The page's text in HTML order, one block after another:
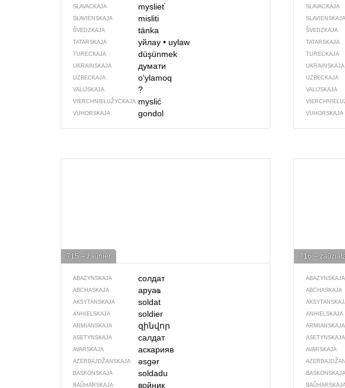
SŁAVACKAJA myslieť
SŁAVIENSKAJA misliti
ŠVEDZKAJA tänka
TATARSKAJA уйлау •uylaw
TURECKAJA düşünmek
UKRAINSKAJA думати
UZBECKAJA o‘ylamoq
VALIJSKAJA ?
VIERCHNIE­ŁUŽYCKAJA myslić
VUHORSKAJA gondol
SŁAVACKAJA
SŁAVIENSKAJA
ŠVEDZKAJA
TATARSKAJA
TURECKAJA
UKRAINSKAJA
UZBECKAJA
VALIJSKAJA
VUHORSKAJA
715 – žaŭnier
ABAZYNSKAJA солдат
ABCHASKAJA аруаҩ
AKSYTANSKAJA soldat
ANHIELSKAJA soldier
ARMIANSKAJA զինվոր
ASETYNSKAJA салдат
AVARSKAJA аскарияв
AZERBAJDŽAN­SKAJA əsgər
BASKONSKAJA soldadu
BAŬHARSKAJA войник
716 –
ABAZYNSKAJA
ABCHASKAJA
ANHIELSKAJA
ARMIANSKAJA
ASETYNSKAJA
AVARSKAJA
BASKONSKAJA